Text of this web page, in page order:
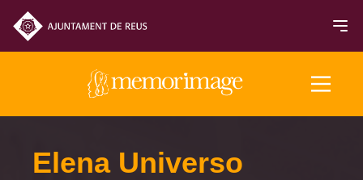
Edición 2025
Elena Universo